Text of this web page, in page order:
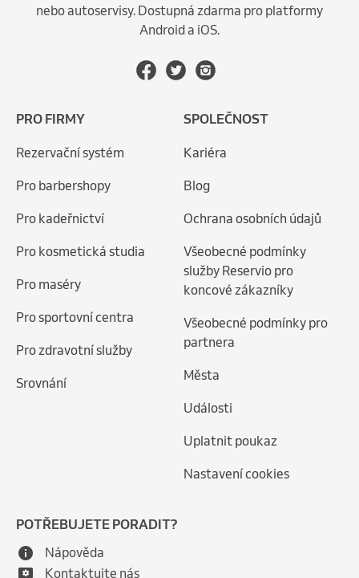
nebo autoservisy. Dostupná zdarma pro platformy
Android a iOS.
PRO FIRMY
Rezervační systém
Pro barbershopy
Pro kadeřnictví
Pro kosmetická studia
Pro maséry
Pro sportovní centra
Pro zdravotní služby
Srovnání
SPOLEČNOST
Kariéra
Blog
Ochrana osobních údajů
Všeobecné podmínky
služby Reservio pro
koncové zákazníky
Všeobecné podmínky pro
partnera
Města
Události
Uplatnit poukaz
Nastavení cookies
POTŘEBUJETE PORADIT?
Nápověda
Kontaktujte nás